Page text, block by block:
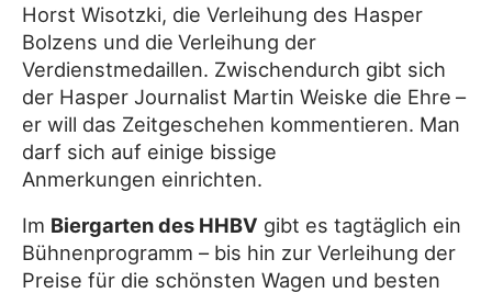
Horst Wisotzki, die Verleihung des Hasper
Bolzens und die Verleihung der
Verdienstmedaillen. Zwischendurch gibt sich
der Hasper Journalist Martin Weiske die Ehre –
er will das Zeitgeschehen kommentieren. Man
darf sich auf einige bissige
Anmerkungen einrichten.
Im Biergarten des HHBV gibt es tagtäglich ein
Bühnenprogramm – bis hin zur Verleihung der
Preise für die schönsten Wagen und besten